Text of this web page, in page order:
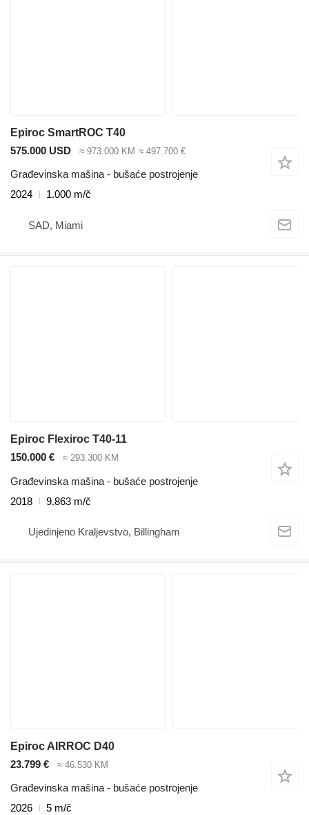
Epiroc SmartROC T40
575.000 USD
≈ 973.000 KM ≈ 497.700 €
Građevinska mašina - bušaće postrojenje
2024
1.000 m/č
SAD, Miami
Epiroc Flexiroc T40-11
150.000 €
≈ 293.300 KM
Građevinska mašina - bušaće postrojenje
2018
9.863 m/č
Ujedinjeno Kraljevstvo, Billingham
Epiroc AIRROC D40
23.799 €
≈ 46.530 KM
Građevinska mašina - bušaće postrojenje
2026
5 m/č